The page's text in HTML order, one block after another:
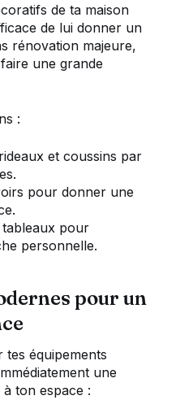
de ta maison
de lui donner un
rénovation majeure,
une grande
:
et coussins par
pour donner une
pour
personnelle.
pour un
tes équipements
une
ton espace :